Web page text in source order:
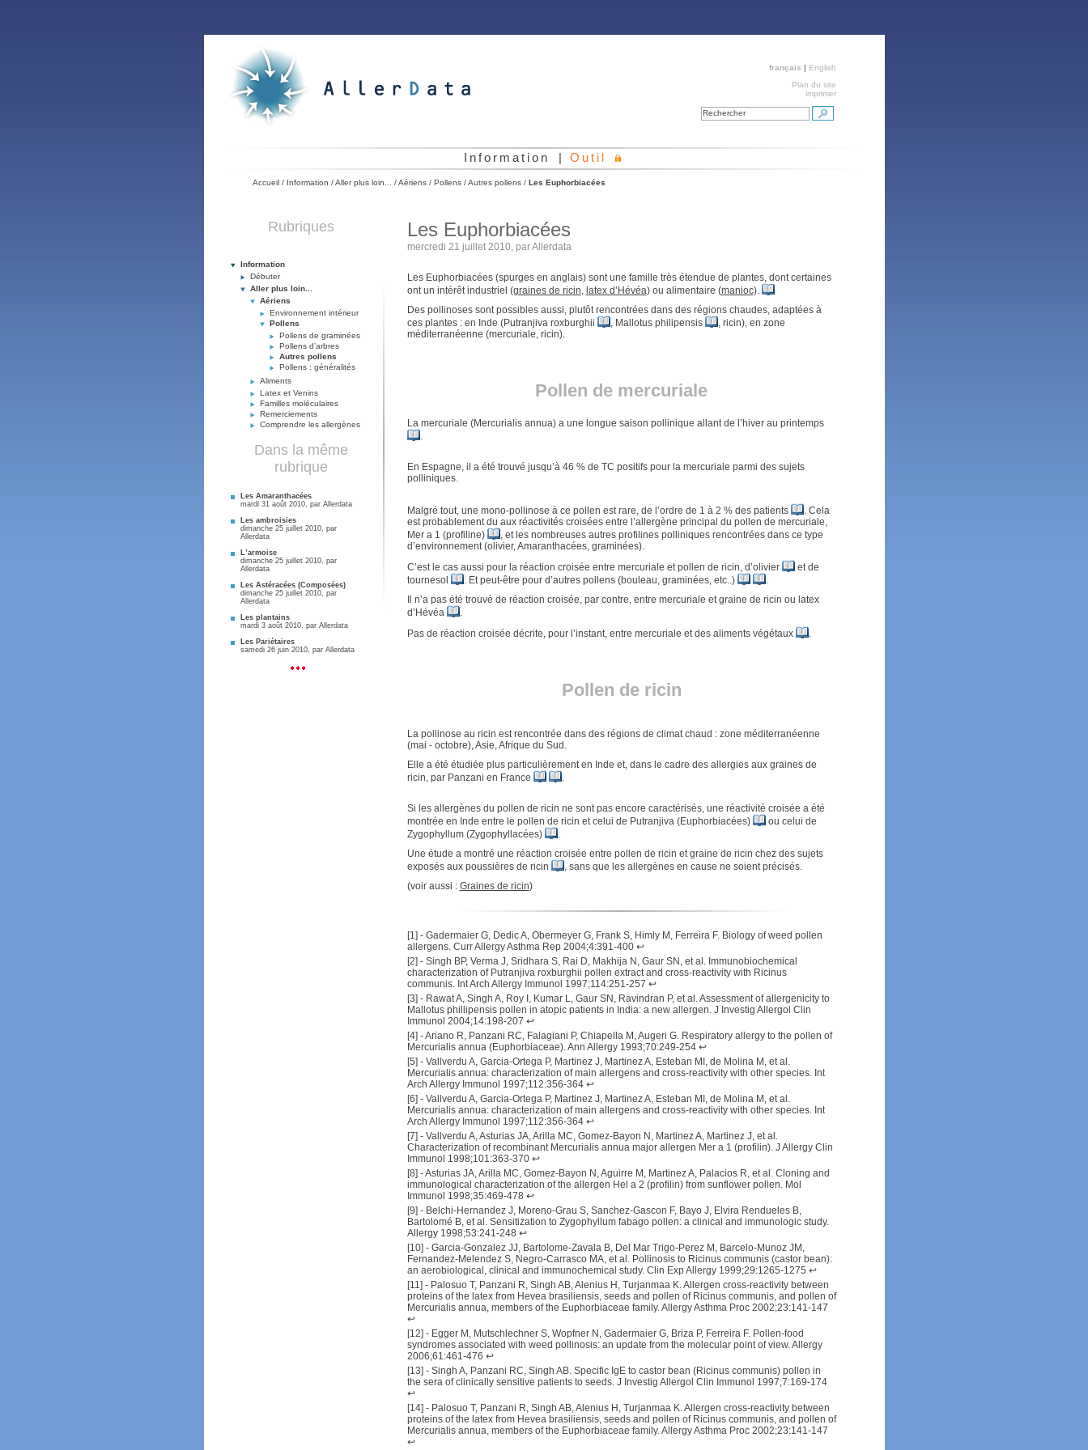
français | English
Plan du site
imprimer
Rechercher
Information | Outil
Accueil/ Information /Aller plus loin... /Aériens/ Pollens/Autres pollens/ Les Euphorbiacées
Les Euphorbiacées
mercredi 21 juillet 2010, parAllerdata
Les Euphorbiacées (spurges en anglais) sont une famille très étendue de plantes, dont certaines
ont un intérêt industriel (graines de ricin, latex d’Hévéa) ou alimentaire (manioc).
Des pollinoses sont possibles aussi, plutôt rencontrées dans des régions chaudes, adaptées à
ces plantes : en Inde (Putranjiva roxburghii
, Mallotus philipensis
, ricin), en zone
méditerranéenne (mercuriale, ricin).
Pollen de mercuriale
La mercuriale (Mercurialis annua) a une longue saison pollinique allant de l’hiver au printemps
.
En Espagne, il a été trouvé jusqu’à 46 % de TC positifs pour la mercuriale parmi des sujets
polliniques.
Malgré tout, une mono-pollinose à ce pollen est rare, de l’ordre de 1 à 2 % des patients
. Cela
est probablement du aux réactivités croisées entre l’allergène principal du pollen de mercuriale,
Mer a 1 (profiline)
, et les nombreuses autres profilines polliniques rencontrées dans ce type
d’environnement (olivier, Amaranthacées, graminées).
C’est le cas aussi pour la réaction croisée entre mercuriale et pollen de ricin, d’olivier
et de
tournesol
. Et peut-être pour d’autres pollens (bouleau, graminées, etc..)
.
Il n’a pas été trouvé de réaction croisée, par contre, entre mercuriale et graine de ricin ou latex
d’Hévéa
.
Pas de réaction croisée décrite, pour l’instant, entre mercuriale et des aliments végétaux
.
Pollen de ricin
La pollinose au ricin est rencontrée dans des régions de climat chaud : zone méditerranéenne
(mai - octobre), Asie, Afrique du Sud.
Elle a été étudiée plus particulièrement en Inde et, dans le cadre des allergies aux graines de
ricin, par Panzani en France
.
Si les allergènes du pollen de ricin ne sont pas encore caractérisés, une réactivité croisée a été
montrée en Inde entre le pollen de ricin et celui de Putranjiva (Euphorbiacées)
ou celui de
Zygophyllum (Zygophyllacées)
.
Une étude a montré une réaction croisée entre pollen de ricin et graine de ricin chez des sujets
exposés aux poussières de ricin
, sans que les allergènes en cause ne soient précisés.
(voir aussi : Graines de ricin)
[1] - Gadermaier G, Dedic A, Obermeyer G, Frank S, Himly M, Ferreira F. Biology of weed pollen
allergens. Curr Allergy Asthma Rep 2004;4:391-400 ↩
[2] - Singh BP, Verma J, Sridhara S, Rai D, Makhija N, Gaur SN, et al. Immunobiochemical
characterization of Putranjiva roxburghii pollen extract and cross-reactivity with Ricinus
communis. Int Arch Allergy Immunol 1997;114:251-257 ↩
[3] - Rawat A, Singh A, Roy I, Kumar L, Gaur SN, Ravindran P, et al. Assessment of allergenicity to
Mallotus phillipensis pollen in atopic patients in India: a new allergen. J Investig Allergol Clin
Immunol 2004;14:198-207 ↩
[4] -Ariano R, Panzani RC, Falagiani P, Chiapella M, Augeri G. Respiratory allergy to the pollen of
Mercurialis annua (Euphorbiaceae). Ann Allergy 1993;70:249-254 ↩
[5] - Vallverdu A, Garcia-Ortega P, Martinez J, Martinez A, Esteban MI, de Molina M, et al.
Mercurialis annua: characterization of main allergens and cross-reactivity with other species. Int
Arch Allergy Immunol 1997;112:356-364 ↩
[6] - Vallverdu A, Garcia-Ortega P, Martinez J, Martinez A, Esteban MI, de Molina M, et al.
Mercurialis annua: characterization of main allergens and cross-reactivity with other species. Int
Arch Allergy Immunol 1997;112:356-364 ↩
[7] - Vallverdu A, Asturias JA, Arilla MC, Gomez-Bayon N, Martinez A, Martinez J, et al.
Characterization of recombinant Mercurialis annua major allergen Mer a 1 (profilin). J Allergy Clin
Immunol 1998;101:363-370 ↩
[8] -Asturias JA, Arilla MC, Gomez-Bayon N, Aguirre M, Martinez A, Palacios R, et al. Cloning and
immunological characterization of the allergen Hel a 2 (profilin) from sunflower pollen. Mol
Immunol 1998;35:469-478 ↩
[9] - Belchi-Hernandez J, Moreno-Grau S, Sanchez-Gascon F, Bayo J, Elvira Rendueles B,
Bartolomé B, et al. Sensitization to Zygophyllum fabago pollen: a clinical and immunologic study.
Allergy 1998;53:241-248 ↩
[10] - Garcia-Gonzalez JJ, Bartolome-Zavala B, Del Mar Trigo-Perez M, Barcelo-Munoz JM,
Fernandez-Melendez S, Negro-Carrasco MA, et al. Pollinosis to Ricinus communis (castor bean):
an aerobiological, clinical and immunochemical study. Clin Exp Allergy 1999;29:1265-1275 ↩
[11] - Palosuo T, Panzani R, Singh AB, Alenius H, Turjanmaa K. Allergen cross-reactivity between
proteins of the latex from Hevea brasiliensis, seeds and pollen of Ricinus communis, and pollen of
Mercurialis annua, members of the Euphorbiaceae family. Allergy Asthma Proc 2002;23:141-147
↩
[12] - Egger M, Mutschlechner S, Wopfner N, Gadermaier G, Briza P, Ferreira F. Pollen-food
syndromes associated with weed pollinosis: an update from the molecular point of view. Allergy
2006;61:461-476 ↩
[13] - Singh A, Panzani RC, Singh AB. Specific IgE to castor bean (Ricinus communis) pollen in
the sera of clinically sensitive patients to seeds. J Investig Allergol Clin Immunol 1997;7:169-174
↩
[14] - Palosuo T, Panzani R, Singh AB, Alenius H, Turjanmaa K. Allergen cross-reactivity between
proteins of the latex from Hevea brasiliensis, seeds and pollen of Ricinus communis, and pollen of
Mercurialis annua, members of the Euphorbiaceae family. Allergy Asthma Proc 2002;23:141-147
↩
Rubriques
Information
Débuter
Aller plus loin...
Aériens
Environnement intérieur
Pollens
Pollens de graminées
Pollens d’arbres
Autres pollens
Pollens : généralités
Aliments
Latex et Venins
Familles moléculaires
Remerciements
Comprendre les allergènes
Dans la même
rubrique
Les Amaranthacées
mardi 31 août 2010, par Allerdata
Les ambroisies
dimanche 25 juillet 2010, par
Allerdata
L’armoise
dimanche 25 juillet 2010, par
Allerdata
Les Astéracées (Composées)
dimanche 25 juillet 2010, par
Allerdata
Les plantains
mardi 3 août 2010, par Allerdata
Les Pariétaires
samedi 26 juin 2010, par Allerdata